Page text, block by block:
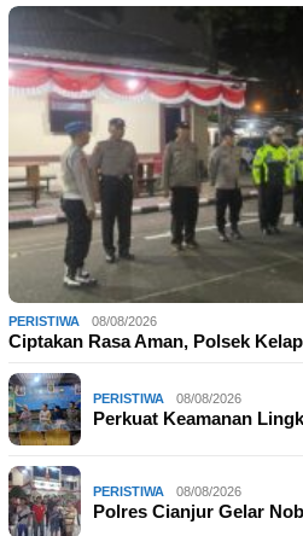
PERISTIWA 08/08/2026
Ciptakan Rasa Aman, Polsek
PERISTIWA 08/08/2026
Perkuat Keamanan
PERISTIWA 08/08/2026
Polres Cianjur Gelar